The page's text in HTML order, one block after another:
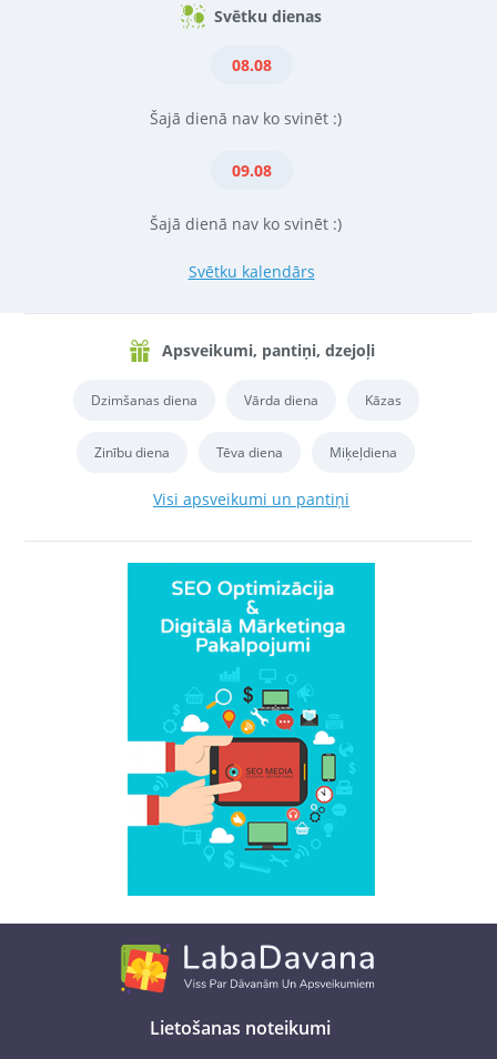
Svētku dienas
08.08
Šajā dienā nav ko svinēt :)
09.08
Šajā dienā nav ko svinēt :)
Svētku kalendārs
Apsveikumi, pantiņi, dzejoļi
Dzimšanas diena Vārda diena Kāzas
Zinību diena Tēva diena Miķeļdiena
Visi apsveikumi un pantiņi
Lietošanas noteikumi